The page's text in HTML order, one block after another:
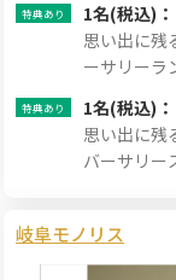
1名(税込)
思い出に
ーサリーラ
1名(税込)
思い出に
バーサリー
岐阜モノリス